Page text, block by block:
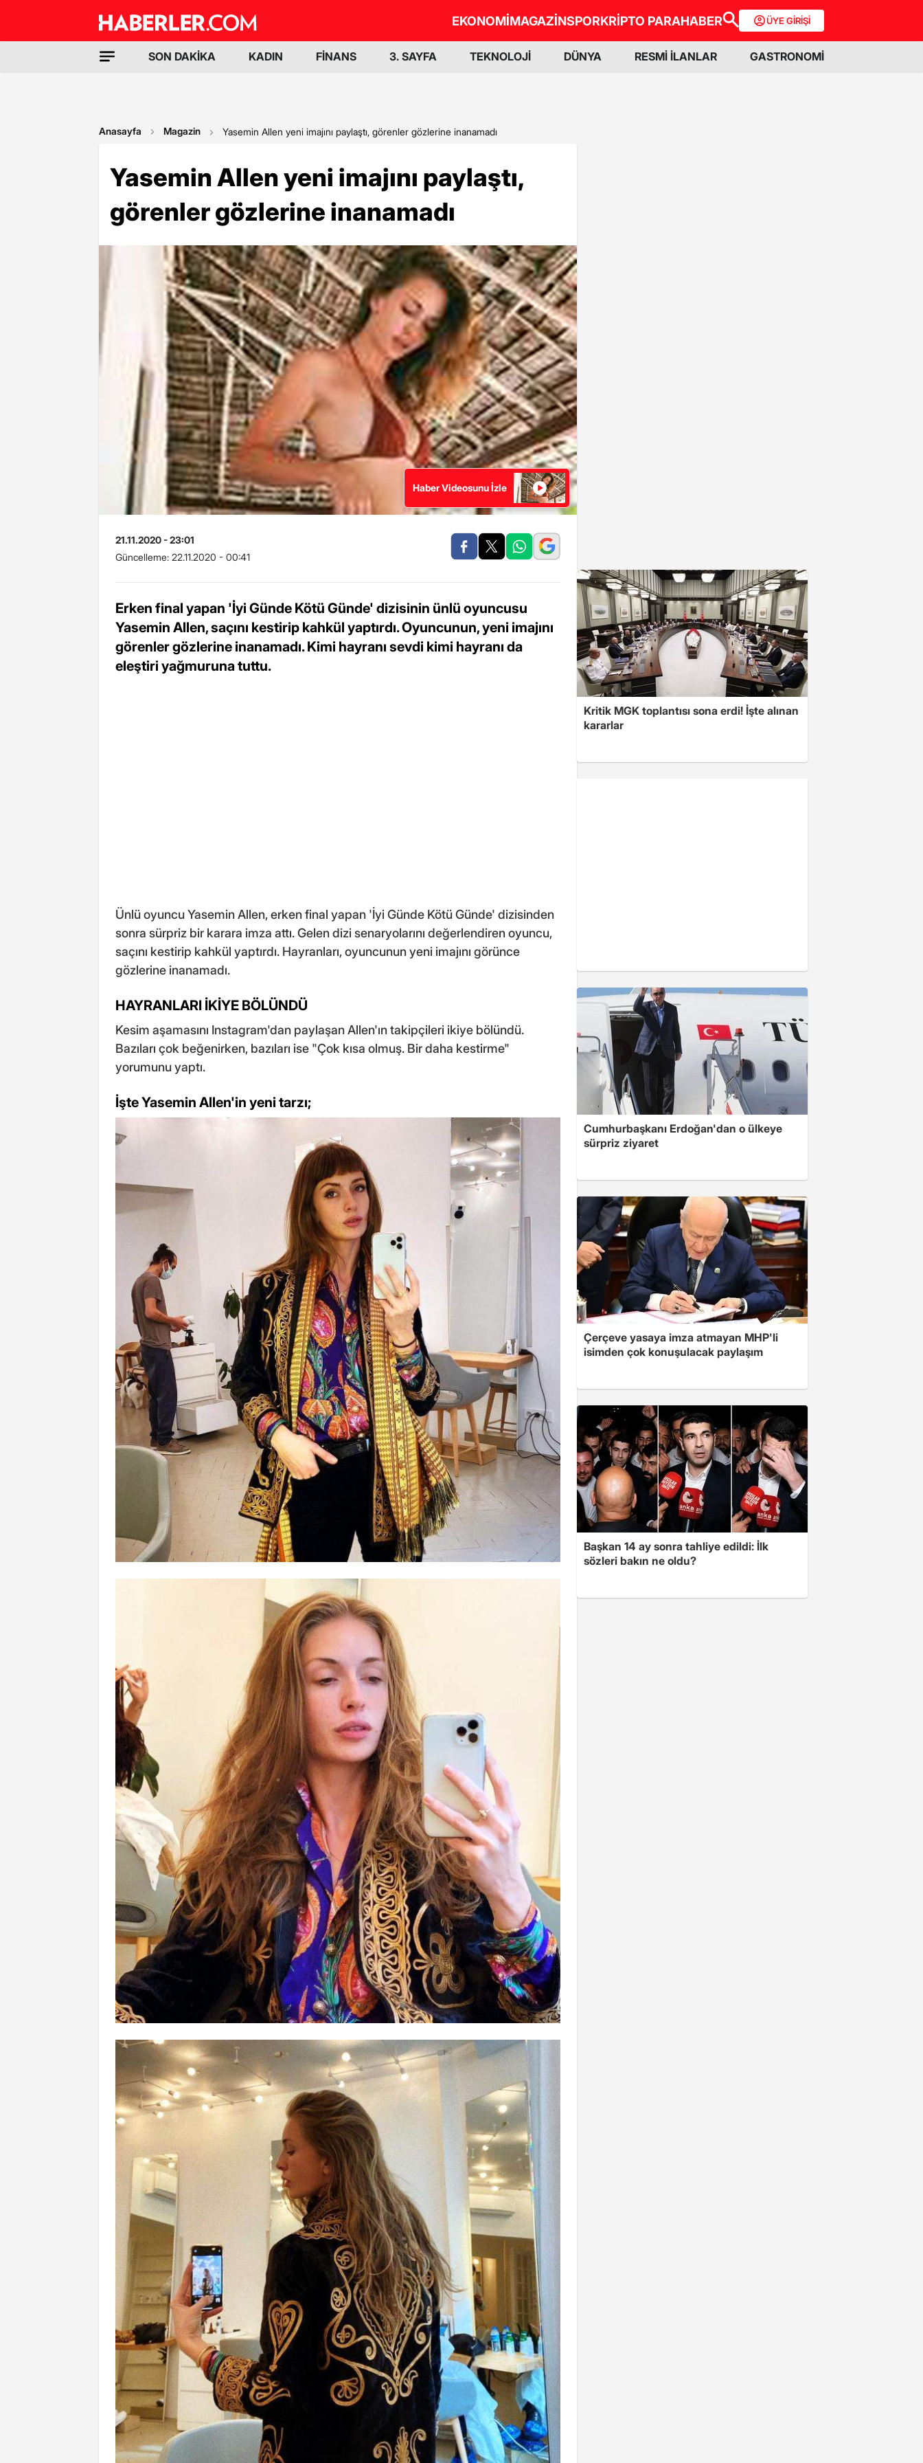
EKONOMİMAGAZİNSPORKRİPTO PARAHABER ÜYE GİRİŞİ
SON DAKİKA KADIN FİNANS 3. SAYFA TEKNOLOJİ DÜNYA RESMİ İLANLAR GASTRONOMİ
Anasayfa Magazin Yasemin Allen yeni imajını paylaştı, görenler gözlerine inanamadı
Yasemin Allen yeni imajını paylaştı,
görenler gözlerine inanamadı
Haber Videosunu İzle
21.11.2020 - 23:01
Güncelleme: 22.11.2020 - 00:41
Erken final yapan 'İyi Günde Kötü Günde' dizisinin ünlü oyuncusu
Yasemin Allen, saçını kestirip kahkül yaptırdı. Oyuncunun, yeni imajını
görenler gözlerine inanamadı. Kimi hayranı sevdi kimi hayranı da
eleştiri yağmuruna tuttu.
Ünlü oyuncu Yasemin Allen, erken final yapan 'İyi Günde Kötü Günde' dizisinden
sonra sürpriz bir karara imza attı. Gelen dizi senaryolarını değerlendiren oyuncu,
saçını kestirip kahkül yaptırdı. Hayranları, oyuncunun yeni imajını görünce
gözlerine inanamadı.
HAYRANLARI İKİYE BÖLÜNDÜ
Kesim aşamasını Instagram'dan paylaşan Allen'ın takipçileri ikiye bölündü.
Bazıları çok beğenirken, bazıları ise "Çok kısa olmuş. Bir daha kestirme"
yorumunu yaptı.
İşte Yasemin Allen'in yeni tarzı;
Kritik MGK toplantısı sona erdi! İşte alınan
kararlar
Cumhurbaşkanı Erdoğan'dan o ülkeye
sürpriz ziyaret
Çerçeve yasaya imza atmayan MHP'li
isimden çok konuşulacak paylaşım
Başkan 14 ay sonra tahliye edildi: İlk
sözleri bakın ne oldu?